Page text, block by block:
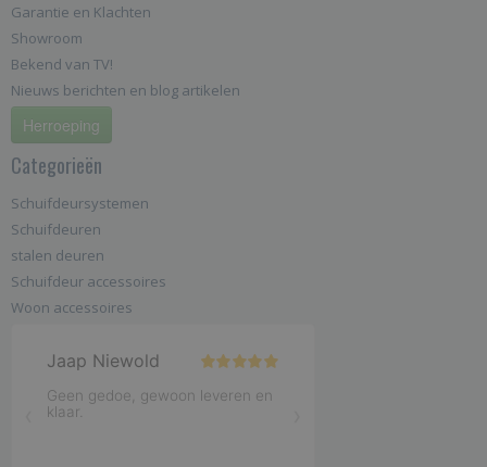
Garantie en Klachten
Showroom
Bekend van TV!
Nieuws berichten en blog artikelen
Herroeping
Categorieën
Schuifdeursystemen
Schuifdeuren
stalen deuren
Schuifdeur accessoires
Woon accessoires